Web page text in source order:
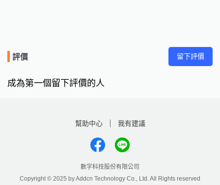
評價 留下評價
成為第一個留下評價的人
幫助中心 我有建議
數字科技股份有限公司
Copyright © 2025 by Addcn Technology Co., Ltd. All Rights reserved